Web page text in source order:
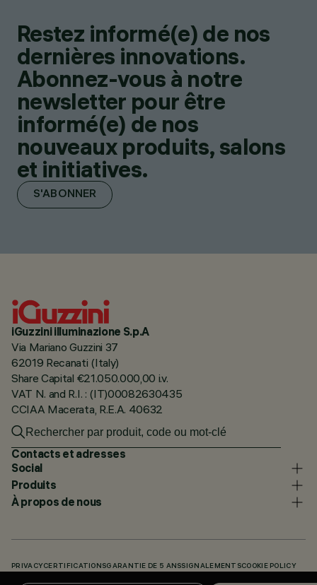
Restez informé(e) de nos
dernières innovations.
Abonnez-vous à notre
newsletter pour être
informé(e) de nos
nouveaux produits, salons
et initiatives.
S'ABONNER
iGuzzini illuminazione S.p.A
Via Mariano Guzzini 37
62019 Recanati (Italy)
Share Capital €21.050.000,00 i.v.
VAT N. and R.I. : (IT)00082630435
CCIAA Macerata, R.E.A. 40632
Contacts et adresses
Social
Produits
À propos de nous
PRIVACY CERTIFICATIONSGARANTIE DE 5 ANSSIGNALEMENTSCOOKIE POLICY